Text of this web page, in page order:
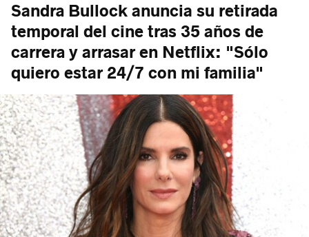
Sandra Bullock anuncia su retirada
temporal del cine tras 35 años de
carrera y arrasar en Netflix: "Sólo
quiero estar 24/7 con mi familia"